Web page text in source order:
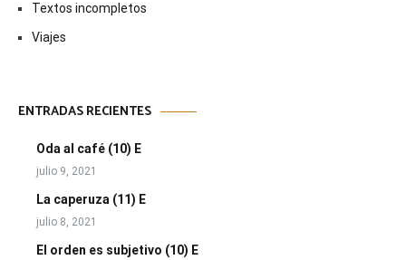
Textos incompletos
Viajes
ENTRADAS RECIENTES
Oda al café (10) E
julio 9, 2021
La caperuza (11) E
julio 8, 2021
El orden es subjetivo (10) E